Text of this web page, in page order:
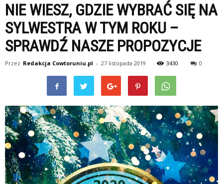
NIE WIESZ, GDZIE WYBRAĆ SIĘ NA
SYLWESTRA W TYM ROKU –
SPRAWDŹ NASZE PROPOZYCJE
Przez Redakcja Cowtoruniu.pl - 27 listopada 2019 3430 0